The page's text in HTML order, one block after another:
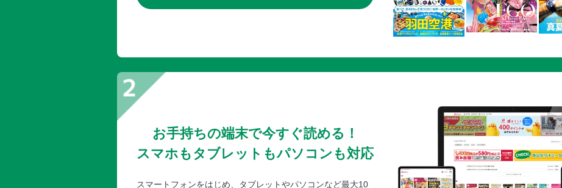
お手持ちの端末で今すぐ読める！
スマホもタブレットもパソコンも対応
スマートフォンをはじめ、タブレットやパソコンなど最大10